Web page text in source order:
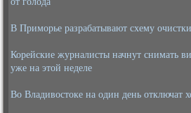
В Приморье разрабатывают схему
Корейские журналисты начнут снимать
уже на этой неделе
Во Владивостоке на один день отключат